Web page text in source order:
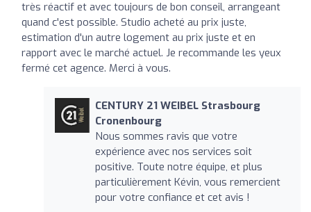
très réactif et avec toujours de bon conseil, arrangeant
quand c'est possible. Studio acheté au prix juste,
estimation d'un autre logement au prix juste et en
rapport avec le marché actuel. Je recommande les yeux
fermé cet agence. Merci à vous.
CENTURY 21 WEIBEL Strasbourg
Cronenbourg
Nous sommes ravis que votre
expérience avec nos services soit
positive. Toute notre équipe, et plus
particulièrement Kévin, vous remercient
pour votre confiance et cet avis !